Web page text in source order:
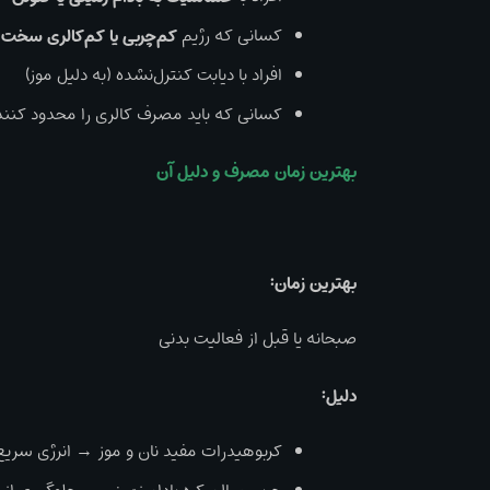
کسانی که رژیمکم‌چربی یا کم‌کالری سخت
افراد با دیابت کنترل‌نشده (به دلیل موز)
کسانی که باید مصرف کالری را محدود
بهترین زمان مصرف و دلیل آن
بهترین زمان:
صبحانه یا قبل از فعالیت بدنی
دلیل:
کربوهیدرات مفید نان و موز → انرژی سریع